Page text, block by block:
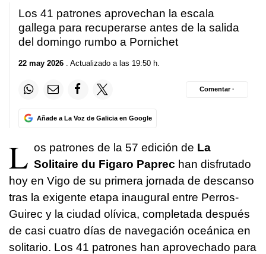
Los 41 patrones aprovechan la escala
gallega para recuperarse antes de la salida
del domingo rumbo a Pornichet
22 may 2026 . Actualizado a las 19:50 h.
Añade a La Voz de Galicia en Google
Comentar ·
L os patrones de la 57 edición de La
Solitaire du Figaro Paprec han disfrutado
hoy en Vigo de su primera jornada de descanso
tras la exigente etapa inaugural entre Perros-
Guirec y la ciudad olívica, completada después
de casi cuatro días de navegación oceánica en
solitario. Los 41 patrones han aprovechado para